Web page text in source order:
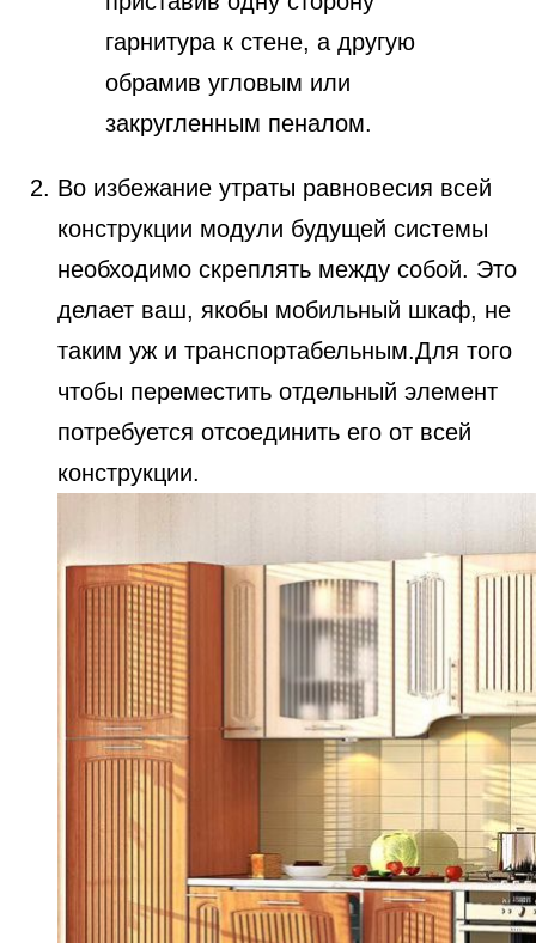
гарнитура к стене, а другую
обрамив угловым или
закругленным пеналом.
Во избежание утраты равновесия всей
конструкции модули будущей системы
необходимо скреплять между собой. Это
делает ваш, якобы мобильный шкаф, не
таким уж и транспортабельным.Для того
чтобы переместить отдельный элемент
потребуется отсоединить его от всей
конструкции.